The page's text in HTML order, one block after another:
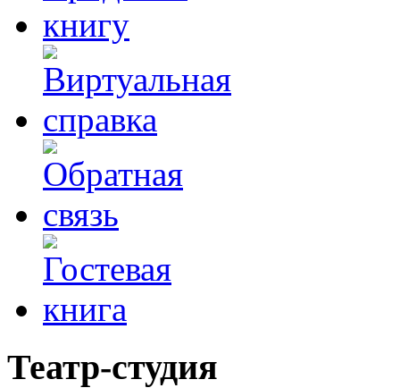
Театр-студия